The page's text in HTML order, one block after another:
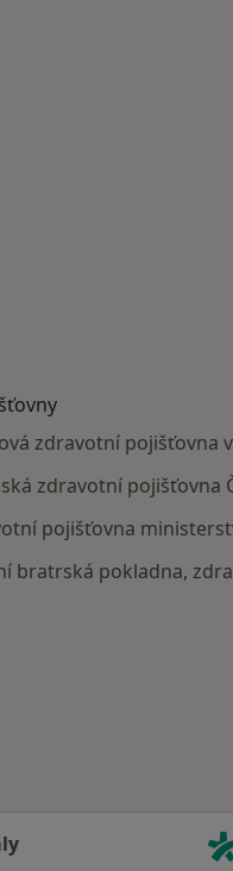
zdravotní pojišťovna
zdravotní pojišťovna
pojišťovna
bratrská pokladna,